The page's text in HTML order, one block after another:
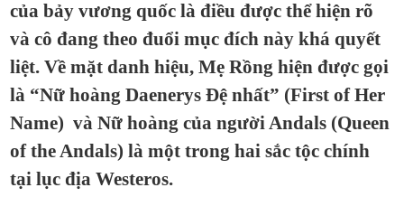
của bảy vương quốc là điều được thể hiện rõ
và cô đang theo đuổi mục đích này khá quyết
liệt. Về mặt danh hiệu, Mẹ Rồng hiện được gọi
là “Nữ hoàng Daenerys Đệ nhất” (First of Her
Name) và Nữ hoàng của người Andals (Queen
of the Andals) là một trong hai sắc tộc chính
tại lục địa Westeros.